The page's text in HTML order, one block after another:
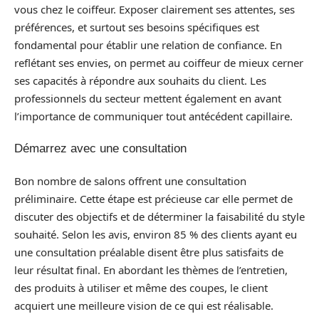
vous chez le coiffeur. Exposer clairement ses attentes, ses
préférences, et surtout ses besoins spécifiques est
fondamental pour établir une relation de confiance. En
reflétant ses envies, on permet au coiffeur de mieux cerner
ses capacités à répondre aux souhaits du client. Les
professionnels du secteur mettent également en avant
l’importance de communiquer tout antécédent capillaire.
Démarrez avec une consultation
Bon nombre de salons offrent une consultation
préliminaire. Cette étape est précieuse car elle permet de
discuter des objectifs et de déterminer la faisabilité du style
souhaité. Selon les avis, environ 85 % des clients ayant eu
une consultation préalable disent être plus satisfaits de
leur résultat final. En abordant les thèmes de l’entretien,
des produits à utiliser et même des coupes, le client
acquiert une meilleure vision de ce qui est réalisable.